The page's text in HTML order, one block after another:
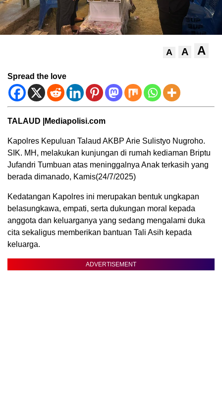
A A A
Spread the love
TALAUD |Mediapolisi.com
Kapolres Kepuluan Talaud AKBP Arie Sulistyo Nugroho.
SIK. MH, melakukan kunjungan di rumah kediaman Briptu
Jufandri Tumbuan atas meninggalnya Anak terkasih yang
berada dimanado, Kamis(24/7/2025)
Kedatangan Kapolres ini merupakan bentuk ungkapan
belasungkawa, empati, serta dukungan moral kepada
anggota dan keluarganya yang sedang mengalami duka
cita sekaligus memberikan bantuan Tali Asih kepada
keluarga.
ADVERTISEMENT